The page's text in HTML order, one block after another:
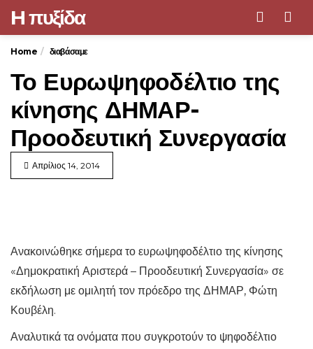
H πυξίδα
Home διαβάσαμε
Το Ευρωψηφοδέλτιο της
κίνησης ΔΗΜΑΡ-
Προοδευτική Συνεργασία
Απρίλιος 14, 2014
Ανακοινώθηκε σήμερα το ευρωψηφοδέλτιο της κίνησης
«Δημοκρατική Αριστερά – Προοδευτική Συνεργασία» σε
εκδήλωση με ομιλητή τον πρόεδρο της ΔΗΜΑΡ, Φώτη
Κουβέλη.
Αναλυτικά τα ονόματα που συγκροτούν το ψηφοδέλτιο